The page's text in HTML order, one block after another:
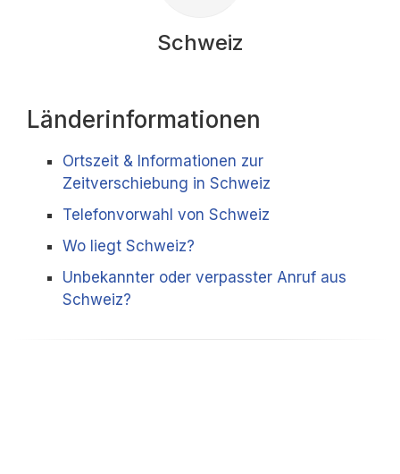
Schweiz
Länderinformationen
Ortszeit & Informationen zur
Zeitverschiebung in Schweiz
Telefonvorwahl von Schweiz
Wo liegt Schweiz?
Unbekannter oder verpasster Anruf aus
Schweiz?